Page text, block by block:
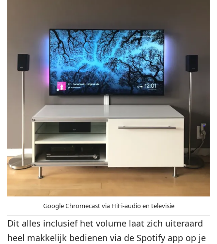
Google Chromecast via HiFi-audio en televisie
Dit alles inclusief het volume laat zich uiteraard
heel makkelijk bedienen via de Spotify app op je